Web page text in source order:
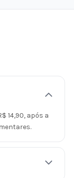
14,90, após a